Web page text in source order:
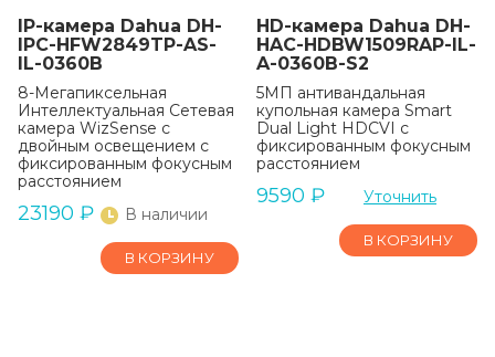
IP-камера Dahua DH-
IPC-HFW2849TP-AS-
IL-0360B
8-Мегапиксельная
Интеллектуальная Сетевая
камера WizSense с
двойным освещением с
фиксированным фокусным
расстоянием
23190 ₽ В наличии
В КОРЗИНУ
HD-камера Dahua DH-
HAC-HDBW1509RAP-IL-
A-0360B-S2
5МП антивандальная
купольная камера Smart
Dual Light HDCVI с
фиксированным фокусным
расстоянием
9590 ₽ Уточнить
В КОРЗИНУ